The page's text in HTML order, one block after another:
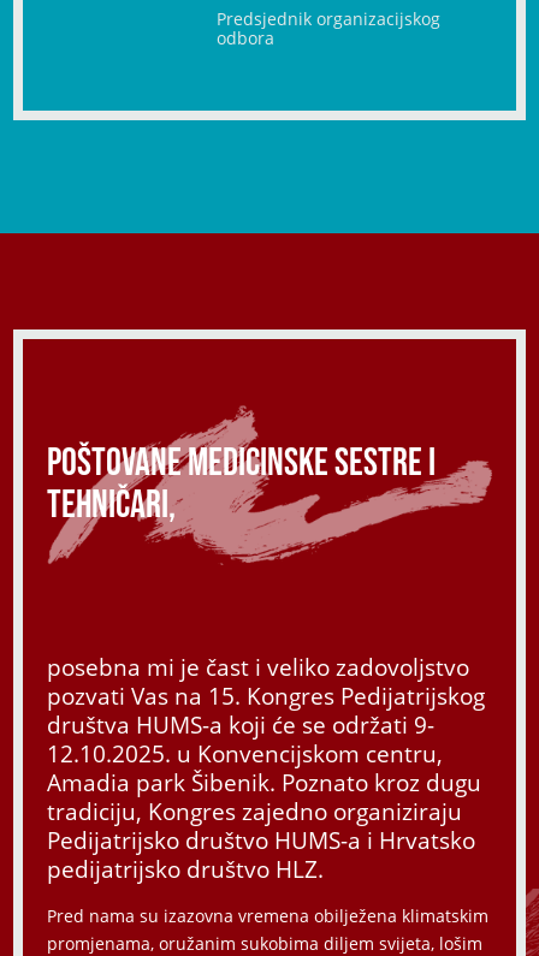
Predsjednik organizacijskog
odbora
Poštovane medicinske sestre i
tehničari,
posebna mi je čast i veliko zadovoljstvo
pozvati Vas na 15. Kongres Pedijatrijskog
društva HUMS-a koji će se održati 9-
12.10.2025. u Konvencijskom centru,
Amadia park Šibenik. Poznato kroz dugu
tradiciju, Kongres zajedno organiziraju
Pedijatrijsko društvo HUMS-a i Hrvatsko
pedijatrijsko društvo HLZ.
Pred nama su izazovna vremena obilježena klimatskim
promjenama, oružanim sukobima diljem svijeta, lošim